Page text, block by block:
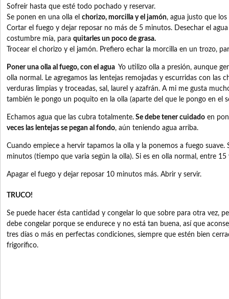
Sofreír hasta que esté todo pochado y reservar.
Se ponen en una olla el chorizo, morcilla y el jamón, agua justo que
Cortar el fuego y dejar reposar no más de 5 minutos. Desechar el agua
costumbre mía, para quitarles un poco de grasa.
Trocear el chorizo y el jamón. Prefiero echar la morcilla en un trozo,
Poner una olla al fuego, con el agua Yo utilizo olla a presión, aunque
olla normal. Le agregamos las lentejas remojadas y escurridas con las
verduras limpias y troceadas, sal, laurel y azafrán. A mi me gusta
también le pongo un poquito en la olla (aparte del que le pongo en el
Echamos agua que las cubra totalmente. Se debe tener cuidado en
veces las lentejas se pegan al fondo, aún teniendo agua arriba.
Cuando empiece a hervir tapamos la olla y la ponemos a fuego suave.
minutos (tiempo que varia según la olla). Si es en olla normal, entre
Apagar el fuego y dejar reposar 10 minutos más. Abrir y servir.
TRUCO!
Se puede hacer ésta cantidad y congelar lo que sobre para otra vez,
debe congelar porque se endurece y no está tan buena, así que
tres días o más en perfectas condiciones, siempre que estén bien
frigorífico.